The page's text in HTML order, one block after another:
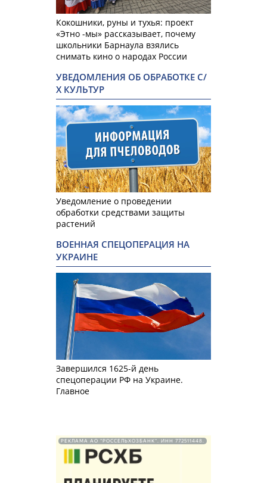
Кокошники, руны и тухья: проект
«Этно -мы» рассказывает, почему
школьники Барнаула взялись
снимать кино о народах России
УВЕДОМЛЕНИЯ ОБ ОБРАБОТКЕ С/
Х КУЛЬТУР
Уведомление о проведении
обработки средствами защиты
растений
ВОЕННАЯ СПЕЦОПЕРАЦИЯ НА
УКРАИНЕ
Завершился 1625-й день
спецоперации РФ на Украине.
Главное
РЕКЛАМА АО "РОССЕЛЬХОЗБАНК". ИНН 772511448.